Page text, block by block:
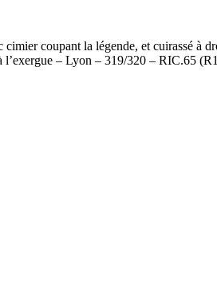
coupant la légende, et cuirassé
l’exergue – Lyon – 319/320 – RIC.65